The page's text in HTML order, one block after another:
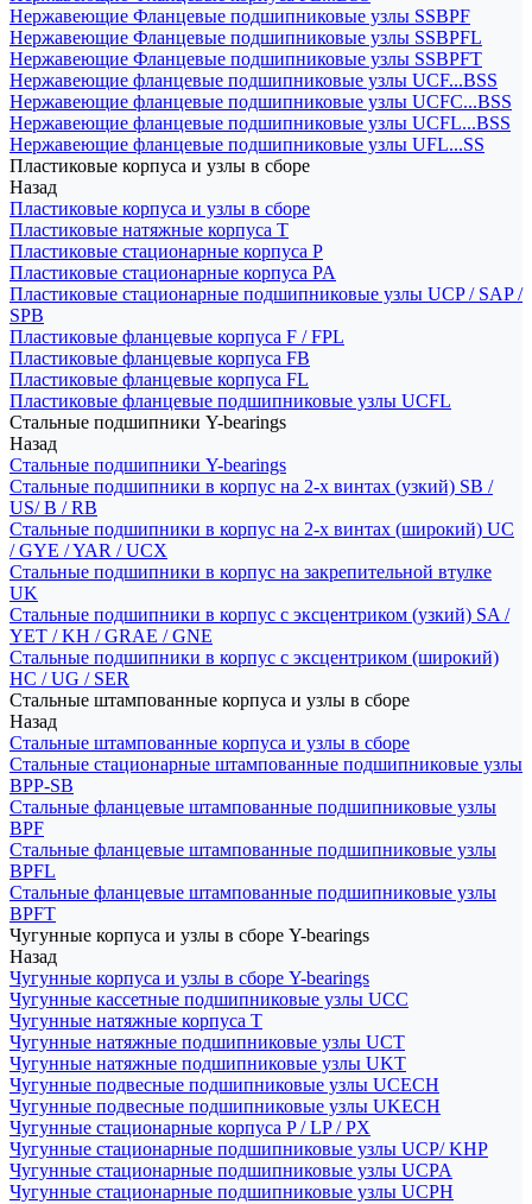
Нержавеющие Фланцевые подшипниковые узлы SSBPF
Нержавеющие Фланцевые подшипниковые узлы SSBPFL
Нержавеющие Фланцевые подшипниковые узлы SSBPFT
Нержавеющие фланцевые подшипниковые узлы UCF...BSS
Нержавеющие фланцевые подшипниковые узлы UCFC...BSS
Нержавеющие фланцевые подшипниковые узлы UCFL...BSS
Нержавеющие фланцевые подшипниковые узлы UFL...SS
Пластиковые корпуса и узлы в сборе
Назад
Пластиковые корпуса и узлы в сборе
Пластиковые натяжные корпуса T
Пластиковые стационарные корпуса P
Пластиковые стационарные корпуса PA
Пластиковые стационарные подшипниковые узлы UCP / SAP /
SPB
Пластиковые фланцевые корпуса F / FPL
Пластиковые фланцевые корпуса FB
Пластиковые фланцевые корпуса FL
Пластиковые фланцевые подшипниковые узлы UCFL
Стальные подшипники Y-bearings
Назад
Стальные подшипники Y-bearings
Стальные подшипники в корпус на 2-х винтах (узкий) SB /
US/ B / RB
Стальные подшипники в корпус на 2-х винтах (широкий) UC
/ GYE / YAR / UCX
Стальные подшипники в корпус на закрепительной втулке
UK
Стальные подшипники в корпус с эксцентриком (узкий) SA /
YET / KH / GRAE / GNE
Стальные подшипники в корпус с эксцентриком (широкий)
HC / UG / SER
Стальные штампованные корпуса и узлы в сборе
Назад
Стальные штампованные корпуса и узлы в сборе
Стальные стационарные штампованные подшипниковые узлы
BPP-SB
Стальные фланцевые штампованные подшипниковые узлы
BPF
Стальные фланцевые штампованные подшипниковые узлы
BPFL
Стальные фланцевые штампованные подшипниковые узлы
BPFT
Чугунные корпуса и узлы в сборе Y-bearings
Назад
Чугунные корпуса и узлы в сборе Y-bearings
Чугунные кассетные подшипниковые узлы UCC
Чугунные натяжные корпуса T
Чугунные натяжные подшипниковые узлы UCT
Чугунные натяжные подшипниковые узлы UKT
Чугунные подвесные подшипниковые узлы UCECH
Чугунные подвесные подшипниковые узлы UKECH
Чугунные стационарные корпуса P / LP / PX
Чугунные стационарные подшипниковые узлы UCP/ KHP
Чугунные стационарные подшипниковые узлы UCPA
Чугунные стационарные подшипниковые узлы UCPH